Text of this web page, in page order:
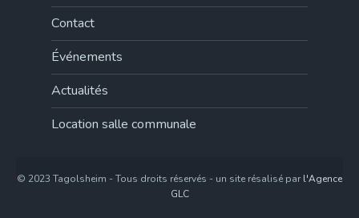
Contact
Événements
Actualités
Location salle communale
© 2023 Tagolsheim - Tous droits réservés - un site résalisé parl'Agence
GLC